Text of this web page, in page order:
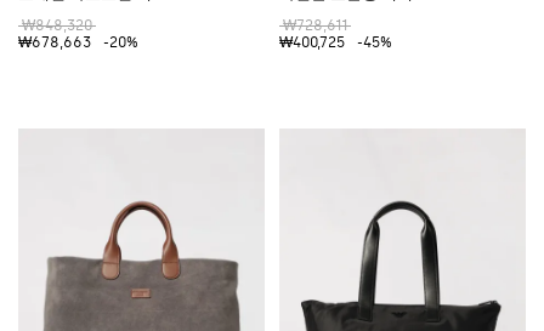
₩848,320
₩678,663
-20%
₩728,611
₩400,725
-45%